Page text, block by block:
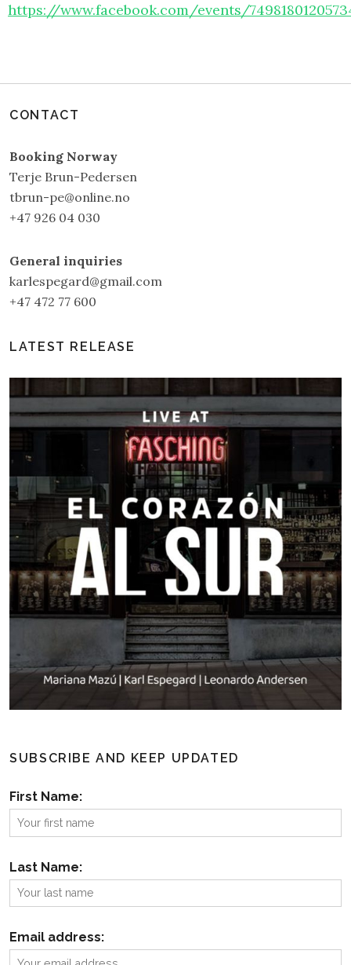
https://www.facebook.com/events/
CONTACT
Booking Norway
Terje Brun-Pedersen
tbrun-pe@online.no
+47 926 04 030
General inquiries
karlespegard@gmail.com
+47 472 77 600
LATEST RELEASE
SUBSCRIBE AND KEEP UPDATED
First Name:
Last Name:
Email address: